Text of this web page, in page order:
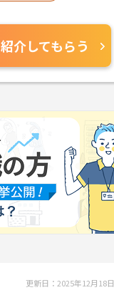
紹介してもらう
更新日：2025年12月18日